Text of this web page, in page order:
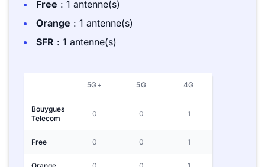
Free : 1 antenne(s)
Orange : 1 antenne(s)
SFR : 1 antenne(s)
5G+ 5G 4G
Bouygues
Telecom
0 0 1
Free 0 0 1